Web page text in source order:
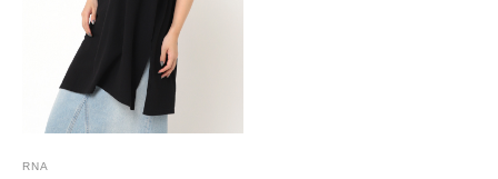
RNA